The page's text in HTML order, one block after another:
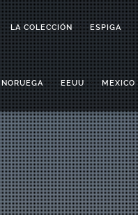
LA COLECCIÓN ESPIGA
NORUEGA EEUU MEXICO